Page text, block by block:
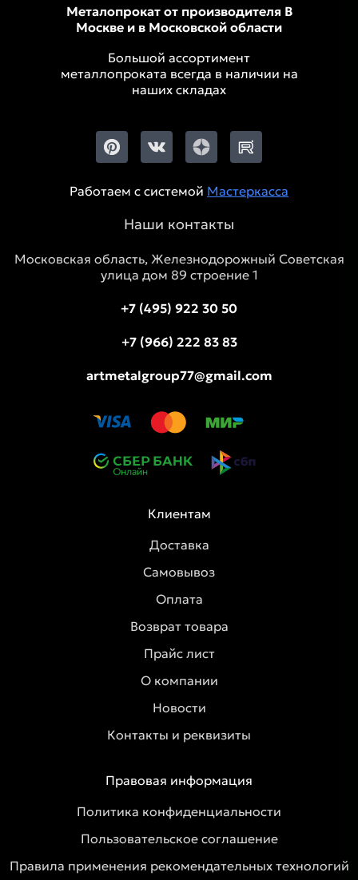
Металопрокат от производителя В
Москве и в Московской области
Большой ассортимент
металлопроката всегда в наличии на
наших складах
Работаем с системой Мастеркасса
Наши контакты
Московская область, Железнодорожный Советская
улица дом 89 строение 1
+7 (495) 922 30 50
+7 (966) 222 83 83
artmetalgroup77@gmail.com
Клиентам
Доставка
Самовывоз
Оплата
Возврат товара
Прайс лист
О компании
Новости
Контакты и реквизиты
Правовая информация
Политика конфиденциальности
Пользовательское соглашение
Правила применения рекомендательных технологий